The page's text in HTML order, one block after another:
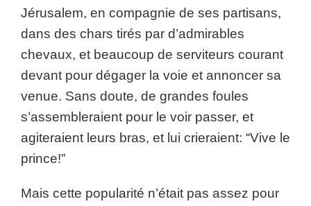
Jérusalem, en compagnie de ses partisans,
dans des chars tirés par d’admirables
chevaux, et beaucoup de serviteurs courant
devant pour dégager la voie et annoncer sa
venue. Sans doute, de grandes foules
s’assembleraient pour le voir passer, et
agiteraient leurs bras, et lui crieraient: “Vive le
prince!”
Mais cette popularité n’était pas assez pour